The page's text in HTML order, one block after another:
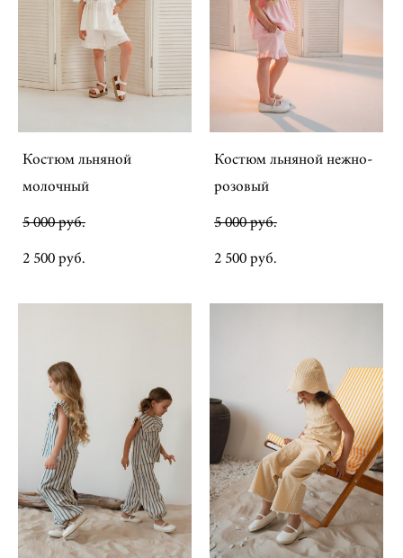
Костюм льняной
молочный
5 000 pуб.
2 500 pуб.
Костюм льняной нежно-
розовый
5 000 pуб.
2 500 pуб.